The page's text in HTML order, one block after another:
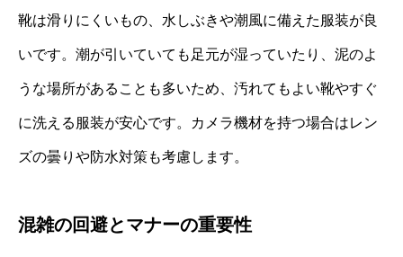
靴は滑りにくいもの、水しぶきや潮風に備えた服装が良
いです。潮が引いていても足元が湿っていたり、泥のよ
うな場所があることも多いため、汚れてもよい靴やすぐ
に洗える服装が安心です。カメラ機材を持つ場合はレン
ズの曇りや防水対策も考慮します。
混雑の回避とマナーの重要性